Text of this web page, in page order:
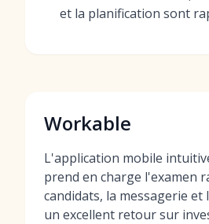
et la planification sont
Workable
L'application mobile
prend en charge l'examen
candidats, la messagerie
un excellent retour sur